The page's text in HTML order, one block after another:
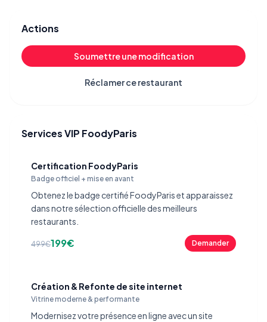
Actions
Soumettre une modification
Réclamer ce restaurant
Services VIP FoodyParis
Certification FoodyParis
Badge officiel + mise en avant
Obtenez le badge certifié FoodyParis et apparaissez
dans notre sélection officielle des meilleurs
restaurants.
499€199€ Demander
Création & Refonte de site internet
Vitrine moderne & performante
Modernisez votre présence en ligne avec un site